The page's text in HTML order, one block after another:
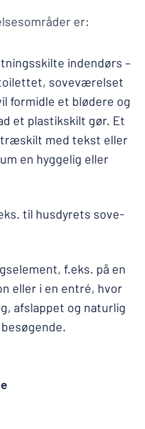
er:
indendørs –
soveværelset
formidle et blødere og
et plastikskilt gør. Et
med tekst eller
en hyggelig eller
til husdyrets sove-
f.eks. på en
eller i en entré, hvor
afslappet og naturlig